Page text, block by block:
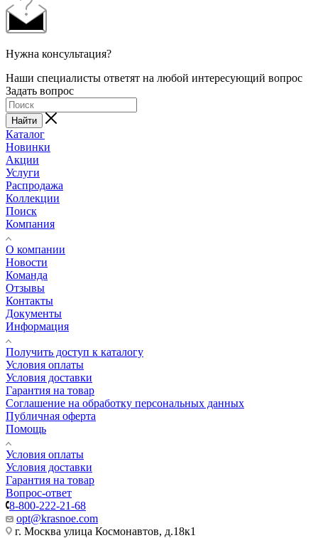
Нужна консультация?
Наши специалисты ответят на любой интересующий вопрос
Задать вопрос
Найти
Каталог
Новинки
Акции
Услуги
Распродажа
Коллекции
Поиск
Компания
О компании
Новости
Команда
Отзывы
Контакты
Документы
Информация
Получить доступ к каталогу
Условия оплаты
Условия доставки
Гарантия на товар
Соглашение на обработку персональных данных
Публичная оферта
Помощь
Условия оплаты
Условия доставки
Гарантия на товар
Вопрос-ответ
8-800-222-21-68
opt@krasnoe.com
г. Москва улица Космонавтов, д.18к1